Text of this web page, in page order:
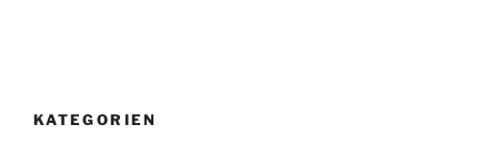
KATEGORIEN